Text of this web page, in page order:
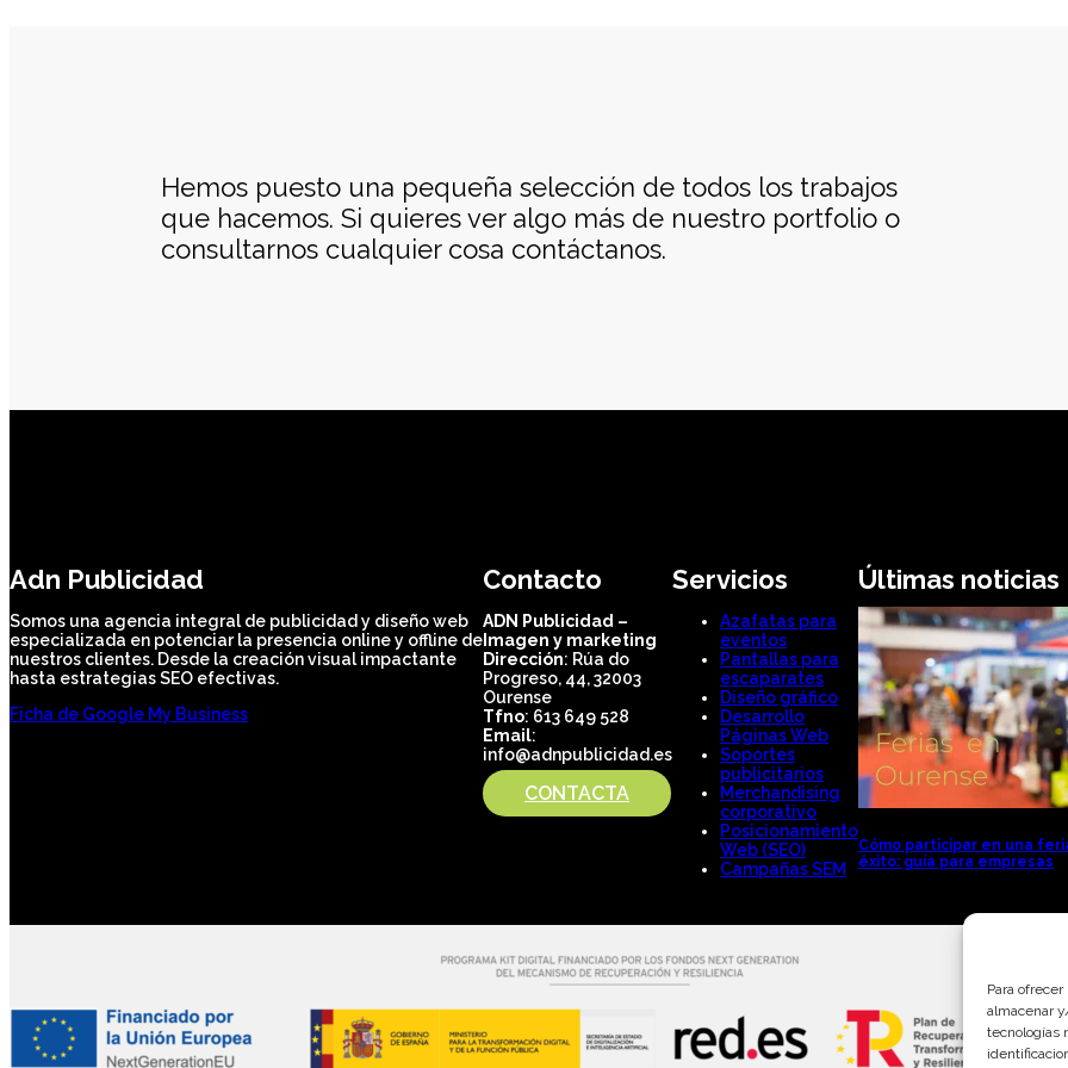
Para
almacenar
tecnologías
Hemos puesto una pequeña selección de todos los trabajos
que hacemos. Si quieres ver algo más de nuestro portfolio o
consultarnos cualquier cosa contáctanos.
Adn Publicidad
Somos una agencia integral de publicidad y diseño web
especializada en potenciar la presencia online y offline de
nuestros clientes. Desde la creación visual impactante
hasta estrategias SEO efectivas.
Ficha de Google My Business
Contacto
ADN Publicidad –
Imagen y marketing
Dirección: Rúa do
Progreso, 44, 32003
Ourense
Tfno: 613 649 528
Email:
info@adnpublicidad.es
CONTACTA
Servicios
Azafatas para
eventos
Pantallas para
escaparates
Diseño gráfico
Desarrollo
Páginas Web
Soportes
publicitarios
Merchandising
corporativo
Posicionamiento
Web (SEO)
Campañas SEM
Últimas noticias
Cómo participar en una
éxito: guía para empresas